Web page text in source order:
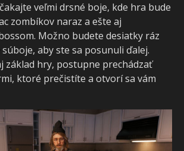
veľmi drsné boje, kde hra bude
zombíkov naraz a ešte aj
Možno budete desiatky ráz
aby ste sa posunuli ďalej.
základ hry, postupne prechádzať
ktoré prečistíte a otvorí sa vám